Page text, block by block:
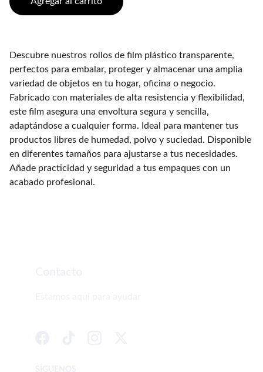
Descubre nuestros rollos de film plástico transparente,
perfectos para embalar, proteger y almacenar una amplia
variedad de objetos en tu hogar, oficina o negocio.
Fabricado con materiales de alta resistencia y flexibilidad,
este film asegura una envoltura segura y sencilla,
adaptándose a cualquier forma. Ideal para mantener tus
productos libres de humedad, polvo y suciedad. Disponible
en diferentes tamaños para ajustarse a tus necesidades.
Añade practicidad y seguridad a tus empaques con un
acabado profesional.